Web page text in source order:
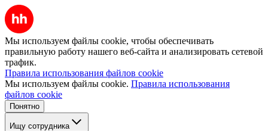
Мы используем файлы cookie, чтобы обеспечивать
правильную работу нашего веб-сайта и анализировать сетевой
трафик.
Правила использования файлов cookie
Мы используем файлы cookie. Правила использования
файлов cookie
Понятно
Ищу сотрудника